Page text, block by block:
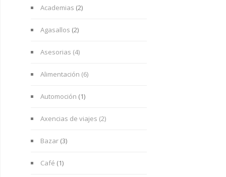
Academias (2)
Agasallos (2)
Asesorias (4)
Alimentación (6)
Automoción (1)
Axencias de viajes (2)
Bazar (3)
Café (1)